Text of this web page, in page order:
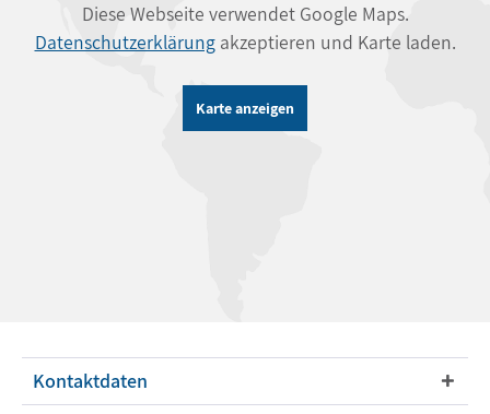
Diese Webseite verwendet Google Maps.
Datenschutzerklärungakzeptieren und Karte laden.
Karte anzeigen
Kontaktdaten